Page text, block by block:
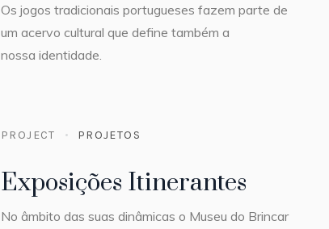
Os jogos tradicionais portugueses fazem parte de
um acervo cultural que define também a
nossa identidade.
PROJECT PROJETOS
Exposições Itinerantes
No âmbito das suas dinâmicas o Museu do Brincar